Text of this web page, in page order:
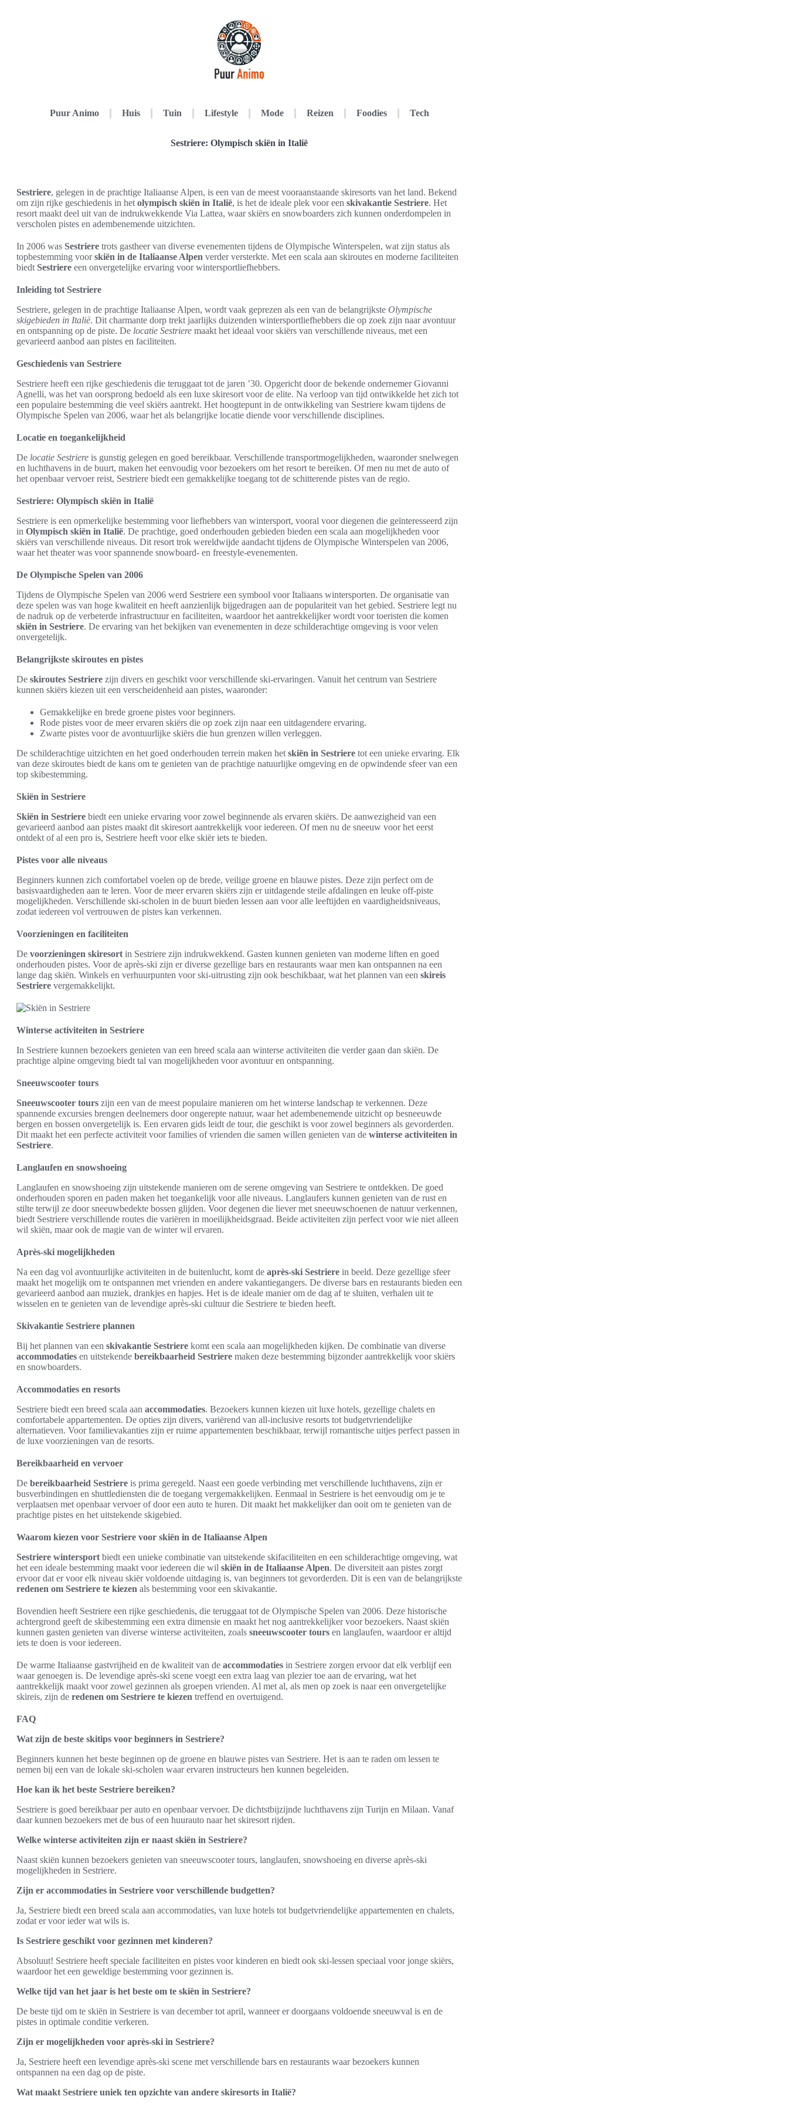
Puur Animo Huis Tuin Lifestyle Mode Reizen Foodies Tech
Sestriere: Olympisch skiën in Italië
Sestriere, gelegen in de prachtige Italiaanse Alpen, is een van de meest vooraanstaande skiresorts van het land. Bekend
om zijn rijke geschiedenis in het olympisch skiën in Italië, is het de ideale plek voor een skivakantie Sestriere. Het
resort maakt deel uit van de indrukwekkende Via Lattea, waar skiërs en snowboarders zich kunnen onderdompelen in
verscholen pistes en adembenemende uitzichten.
In 2006 was Sestriere trots gastheer van diverse evenementen tijdens de Olympische Winterspelen, wat zijn status als
topbestemming voorskiën in de Italiaanse Alpen verder versterkte. Met een scala aan skiroutes en moderne faciliteiten
biedt Sestriere een onvergetelijke ervaring voor wintersportliefhebbers.
Inleiding tot Sestriere
Sestriere, gelegen in de prachtige Italiaanse Alpen, wordt vaak geprezen als een van de belangrijkste Olympische
skigebieden in Italië. Dit charmante dorp trekt jaarlijks duizenden wintersportliefhebbers die op zoek zijn naar avontuur
en ontspanning op de piste. De locatie Sestriere maakt het ideaal voor skiërs van verschillende niveaus, met een
gevarieerd aanbod aan pistes en faciliteiten.
Geschiedenis van Sestriere
Sestriere heeft een rijke geschiedenis die teruggaat tot de jaren ’30. Opgericht door de bekende ondernemer Giovanni
Agnelli, was het van oorsprong bedoeld als een luxe skiresort voor de elite. Na verloop van tijd ontwikkelde het zich tot
een populaire bestemming die veel skiërs aantrekt. Het hoogtepunt in de ontwikkeling van Sestriere kwam tijdens de
Olympische Spelen van 2006, waar het als belangrijke locatie diende voor verschillende disciplines.
Locatie en toegankelijkheid
De locatie Sestriere is gunstig gelegen en goed bereikbaar. Verschillende transportmogelijkheden, waaronder snelwegen
en luchthavens in de buurt, maken het eenvoudig voor bezoekers om het resort te bereiken. Of men nu met de auto of
het openbaar vervoer reist, Sestriere biedt een gemakkelijke toegang tot de schitterende pistes van de regio.
Sestriere: Olympisch skiën in Italië
Sestriere is een opmerkelijke bestemming voor liefhebbers van wintersport, vooral voor diegenen die geïnteresseerd zijn
in Olympisch skiën in Italië. De prachtige, goed onderhouden gebieden bieden een scala aan mogelijkheden voor
skiërs van verschillende niveaus. Dit resort trok wereldwijde aandacht tijdens de Olympische Winterspelen van 2006,
waar het theater was voor spannende snowboard- en freestyle-evenementen.
De Olympische Spelen van 2006
Tijdens de Olympische Spelen van 2006 werd Sestriere een symbool voor Italiaans wintersporten. De organisatie van
deze spelen was van hoge kwaliteit en heeft aanzienlijk bijgedragen aan de populariteit van het gebied. Sestriere legt nu
de nadruk op de verbeterde infrastructuur en faciliteiten, waardoor het aantrekkelijker wordt voor toeristen die komen
skiën in Sestriere. De ervaring van het bekijken van evenementen in deze schilderachtige omgeving is voor velen
onvergetelijk.
Belangrijkste skiroutes en pistes
De skiroutes Sestriere zijn divers en geschikt voor verschillende ski-ervaringen. Vanuit het centrum van Sestriere
kunnen skiërs kiezen uit een verscheidenheid aan pistes, waaronder:
Gemakkelijke en brede groene pistes voor beginners.
Rode pistes voor de meer ervaren skiërs die op zoek zijn naar een uitdagendere ervaring.
Zwarte pistes voor de avontuurlijke skiërs die hun grenzen willen verleggen.
De schilderachtige uitzichten en het goed onderhouden terrein maken het skiën in Sestriere tot een unieke ervaring. Elk
van deze skiroutes biedt de kans om te genieten van de prachtige natuurlijke omgeving en de opwindende sfeer van een
top skibestemming.
Skiën in Sestriere
Skiën in Sestriere biedt een unieke ervaring voor zowel beginnende als ervaren skiërs. De aanwezigheid van een
gevarieerd aanbod aan pistes maakt dit skiresort aantrekkelijk voor iedereen. Of men nu de sneeuw voor het eerst
ontdekt of al een pro is, Sestriere heeft voor elke skiër iets te bieden.
Pistes voor alle niveaus
Beginners kunnen zich comfortabel voelen op de brede, veilige groene en blauwe pistes. Deze zijn perfect om de
basisvaardigheden aan te leren. Voor de meer ervaren skiërs zijn er uitdagende steile afdalingen en leuke off-piste
mogelijkheden. Verschillende ski-scholen in de buurt bieden lessen aan voor alle leeftijden en vaardigheidsniveaus,
zodat iedereen vol vertrouwen de pistes kan verkennen.
Voorzieningen en faciliteiten
De voorzieningen skiresort in Sestriere zijn indrukwekkend. Gasten kunnen genieten van moderne liften en goed
onderhouden pistes. Voor de après-ski zijn er diverse gezellige bars en restaurants waar men kan ontspannen na een
lange dag skiën. Winkels en verhuurpunten voor ski-uitrusting zijn ook beschikbaar, wat het plannen van een skireis
Sestriere vergemakkelijkt.
Winterse activiteiten in Sestriere
In Sestriere kunnen bezoekers genieten van een breed scala aan winterse activiteiten die verder gaan dan skiën. De
prachtige alpine omgeving biedt tal van mogelijkheden voor avontuur en ontspanning.
Sneeuwscooter tours
Sneeuwscooter tours zijn een van de meest populaire manieren om het winterse landschap te verkennen. Deze
spannende excursies brengen deelnemers door ongerepte natuur, waar het adembenemende uitzicht op besneeuwde
bergen en bossen onvergetelijk is. Een ervaren gids leidt de tour, die geschikt is voor zowel beginners als gevorderden.
Dit maakt het een perfecte activiteit voor families of vrienden die samen willen genieten van de winterse activiteiten in
Sestriere.
Langlaufen en snowshoeing
Langlaufen en snowshoeing zijn uitstekende manieren om de serene omgeving van Sestriere te ontdekken. De goed
onderhouden sporen en paden maken het toegankelijk voor alle niveaus. Langlaufers kunnen genieten van de rust en
stilte terwijl ze door sneeuwbedekte bossen glijden. Voor degenen die liever met sneeuwschoenen de natuur verkennen,
biedt Sestriere verschillende routes die variëren in moeilijkheidsgraad. Beide activiteiten zijn perfect voor wie niet alleen
wil skiën, maar ook de magie van de winter wil ervaren.
Après-ski mogelijkheden
Na een dag vol avontuurlijke activiteiten in de buitenlucht, komt de après-ski Sestriere in beeld. Deze gezellige sfeer
maakt het mogelijk om te ontspannen met vrienden en andere vakantiegangers. De diverse bars en restaurants bieden een
gevarieerd aanbod aan muziek, drankjes en hapjes. Het is de ideale manier om de dag af te sluiten, verhalen uit te
wisselen en te genieten van de levendige après-ski cultuur die Sestriere te bieden heeft.
Skivakantie Sestriere plannen
Bij het plannen van een skivakantie Sestriere komt een scala aan mogelijkheden kijken. De combinatie van diverse
accommodaties en uitstekende bereikbaarheid Sestriere maken deze bestemming bijzonder aantrekkelijk voor skiërs
en snowboarders.
Accommodaties en resorts
Sestriere biedt een breed scala aan accommodaties. Bezoekers kunnen kiezen uit luxe hotels, gezellige chalets en
comfortabele appartementen. De opties zijn divers, variërend van all-inclusive resorts tot budgetvriendelijke
alternatieven. Voor familievakanties zijn er ruime appartementen beschikbaar, terwijl romantische uitjes perfect passen in
de luxe voorzieningen van de resorts.
Bereikbaarheid en vervoer
De bereikbaarheid Sestriere is prima geregeld. Naast een goede verbinding met verschillende luchthavens, zijn er
busverbindingen en shuttlediensten die de toegang vergemakkelijken. Eenmaal in Sestriere is het eenvoudig om je te
verplaatsen met openbaar vervoer of door een auto te huren. Dit maakt het makkelijker dan ooit om te genieten van de
prachtige pistes en het uitstekende skigebied.
Waarom kiezen voor Sestriere voor skiën in de Italiaanse Alpen
Sestriere wintersport biedt een unieke combinatie van uitstekende skifaciliteiten en een schilderachtige omgeving, wat
het een ideale bestemming maakt voor iedereen die wil skiën in de Italiaanse Alpen. De diversiteit aan pistes zorgt
ervoor dat er voor elk niveau skiër voldoende uitdaging is, van beginners tot gevorderden. Dit is een van de belangrijkste
redenen om Sestriere te kiezen als bestemming voor een skivakantie.
Bovendien heeft Sestriere een rijke geschiedenis, die teruggaat tot de Olympische Spelen van 2006. Deze historische
achtergrond geeft de skibestemming een extra dimensie en maakt het nog aantrekkelijker voor bezoekers. Naast skiën
kunnen gasten genieten van diverse winterse activiteiten, zoals sneeuwscooter tours en langlaufen, waardoor er altijd
iets te doen is voor iedereen.
De warme Italiaanse gastvrijheid en de kwaliteit van de accommodaties in Sestriere zorgen ervoor dat elk verblijf een
waar genoegen is. De levendige après-ski scene voegt een extra laag van plezier toe aan de ervaring, wat het
aantrekkelijk maakt voor zowel gezinnen als groepen vrienden. Al met al, als men op zoek is naar een onvergetelijke
skireis, zijn de redenen om Sestriere te kiezen treffend en overtuigend.
FAQ
Wat zijn de beste skitips voor beginners in Sestriere?
Beginners kunnen het beste beginnen op de groene en blauwe pistes van Sestriere. Het is aan te raden om lessen te
nemen bij een van de lokale ski-scholen waar ervaren instructeurs hen kunnen begeleiden.
Hoe kan ik het beste Sestriere bereiken?
Sestriere is goed bereikbaar per auto en openbaar vervoer. De dichtstbijzijnde luchthavens zijn Turijn en Milaan. Vanaf
daar kunnen bezoekers met de bus of een huurauto naar het skiresort rijden.
Welke winterse activiteiten zijn er naast skiën in Sestriere?
Naast skiën kunnen bezoekers genieten van sneeuwscooter tours, langlaufen, snowshoeing en diverse après-ski
mogelijkheden in Sestriere.
Zijn er accommodaties in Sestriere voor verschillende budgetten?
Ja, Sestriere biedt een breed scala aan accommodaties, van luxe hotels tot budgetvriendelijke appartementen en chalets,
zodat er voor ieder wat wils is.
Is Sestriere geschikt voor gezinnen met kinderen?
Absoluut! Sestriere heeft speciale faciliteiten en pistes voor kinderen en biedt ook ski-lessen speciaal voor jonge skiërs,
waardoor het een geweldige bestemming voor gezinnen is.
Welke tijd van het jaar is het beste om te skiën in Sestriere?
De beste tijd om te skiën in Sestriere is van december tot april, wanneer er doorgaans voldoende sneeuwval is en de
pistes in optimale conditie verkeren.
Zijn er mogelijkheden voor après-ski in Sestriere?
Ja, Sestriere heeft een levendige après-ski scene met verschillende bars en restaurants waar bezoekers kunnen
ontspannen na een dag op de piste.
Wat maakt Sestriere uniek ten opzichte van andere skiresorts in Italië?